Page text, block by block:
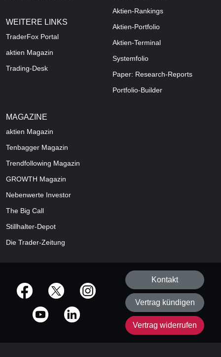
WEITERE LINKS
TraderFox Portal
aktien Magazin
Trading-Desk
Aktien-Rankings
Aktien-Portfolio
Aktien-Terminal
Systemfolio
Paper: Research-Reports
Portfolio-Builder
MAGAZINE
aktien Magazin
Tenbagger Magazin
Trendfollowing Magazin
GROWTH Magazin
Nebenwerte Investor
The Big Call
Stillhalter-Depot
Die Trader-Zeitung
offizielle Social Media-Accounts
Kontakt
Vertrag kündigen
Vertrag widerrufen